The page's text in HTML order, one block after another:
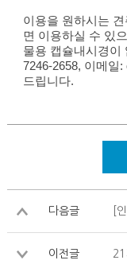
이용을 원하시는
면 이용하실 수 있
물용 캡슐내시경이
7246-2658, 이메일:
드립니다.
다음글 [
이전글 21